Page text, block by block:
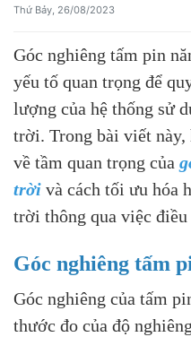
Thứ Bảy, 26/08/2023
Góc nghiêng tấm pin
yếu tố quan trọng để
lượng của hệ thống sử
trời. Trong bài viết
về tầm quan trọng của
trời và cách tối ưu hóa
trời thông qua việc
Góc nghiêng tấm
Góc nghiêng của tấm
thước đo của độ